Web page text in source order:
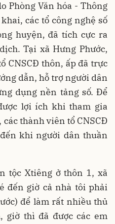
Phòng Văn hóa - Thông
các tổ công nghệ số
huyện, đã tích cực ra
Tại xã Hưng Phước,
CNSCĐ thôn, ấp đã trực
dẫn, hỗ trợ người dân
dụng nền tảng số. Để
lợi ích khi tham gia
thành viên tổ CNSCĐ
khi người dân thuần
tộc Xtiêng ở thôn 1, xã
đến giờ cả nhà tôi phải
để làm rất nhiều thủ
giờ thì đã được các em